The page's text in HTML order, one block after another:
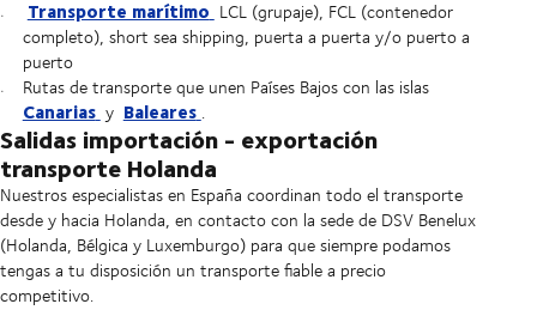
Transporte marítimo LCL (grupaje), FCL (contenedor
completo), short sea shipping, puerta a puerta y/o puerto a
puerto
Rutas de transporte que unen Países Bajos con las islas
Canarias y Baleares .
Salidas importación - exportación
transporte Holanda
Nuestros especialistas en España coordinan todo el transporte
desde y hacia Holanda, en contacto con la sede de DSV Benelux
(Holanda, Bélgica y Luxemburgo) para que siempre podamos
tengas a tu disposición un transporte fiable a precio
competitivo.